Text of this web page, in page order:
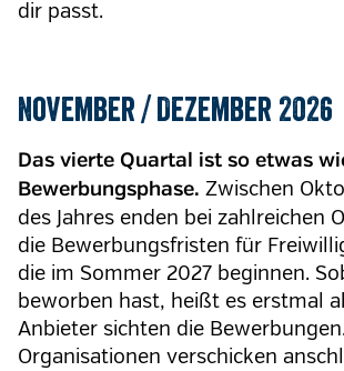
dir passt.
November / Dezember 2026
Das vierte Quartal ist so etwas
Bewerbungsphase. Zwischen
des Jahres enden bei zahlreichen
die Bewerbungsfristen für
die im Sommer 2027 beginnen.
beworben hast, heißt es erstmal
Anbieter sichten die
Organisationen verschicken